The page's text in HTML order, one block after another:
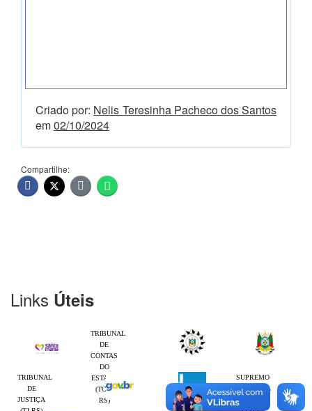
Criado por: Nelis Teresinha Pacheco dos Santos
em02/10/2024
Compartilhe:
Links Úteis
TRIBUNAL
DE
CONTAS
DO
ESTADO
(TCE-
RS)
TRIBUNAL
DE
JUSTIÇA
SUPREMO
TRIBUNAL
FEDERAL